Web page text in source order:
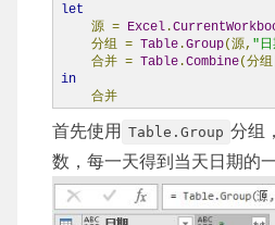
let
源 = Excel .
分组
= Table .Group(源, "
合并 = Table .Combine(分
in
合并
首先使用 Table.Group 分组
数，每一天得到当天日期的一